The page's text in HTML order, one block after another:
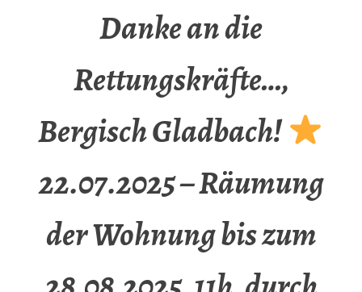
Danke an die
Rettungskräfte…,
Bergisch Gladbach!
22.07.2025 – Räumung
der Wohnung bis zum